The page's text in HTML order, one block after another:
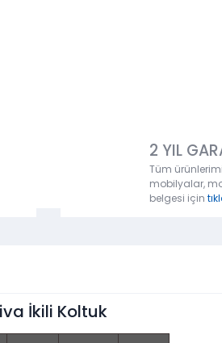
2 YIL
Tüm
mobilyalar,
belgesi için
İkili Koltuk